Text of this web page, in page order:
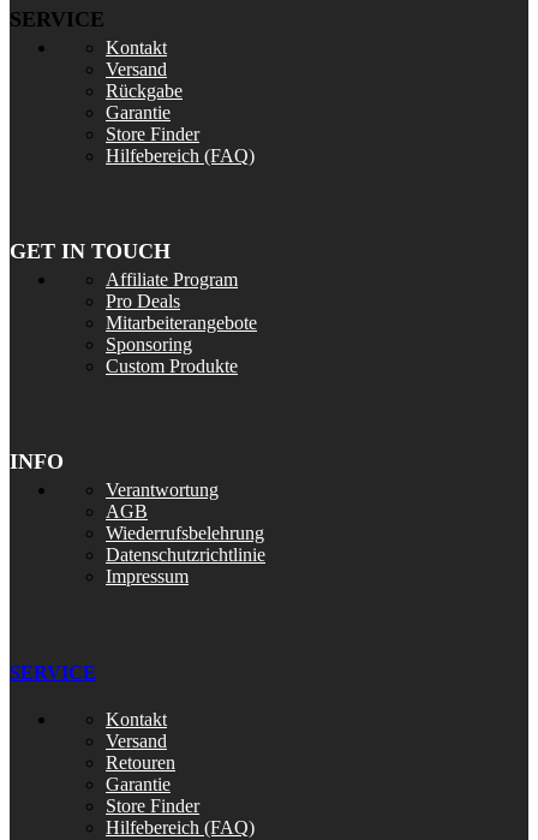
SERVICE
Kontakt
Versand
Rückgabe
Garantie
Store Finder
Hilfebereich (FAQ)
GET IN TOUCH
Affiliate Program
Pro Deals
Mitarbeiterangebote
Sponsoring
Custom Produkte
INFO
Verantwortung
AGB
Wiederrufsbelehrung
Datenschutzrichtlinie
Impressum
SERVICE
Kontakt
Versand
Retouren
Garantie
Store Finder
Hilfebereich (FAQ)